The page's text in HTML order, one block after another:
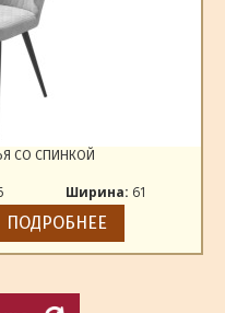
СО СПИНКОЙ
Ширина: 61
ПОДРОБНЕЕ